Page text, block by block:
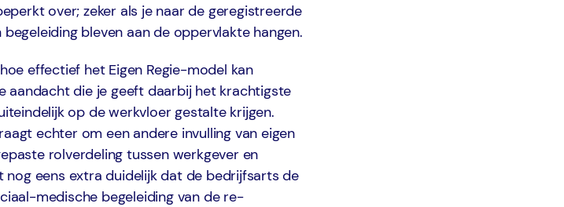
over; zeker als je naar de geregistreerde
bleven aan de oppervlakte hangen.
effectief het Eigen Regie-model kan
aandacht die je geeft daarbij het krachtigste
op de werkvloer gestalte krijgen.
echter om een andere invulling van eigen
rolverdeling tussen werkgever en
eens extra duidelijk dat de bedrijfsarts de
medische begeleiding van de re-